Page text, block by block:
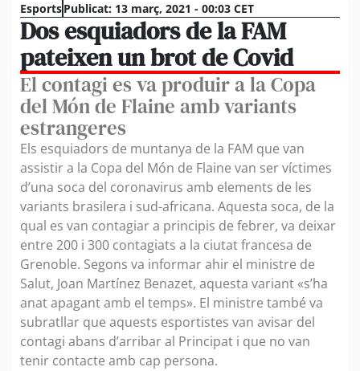
EsportsPublicat: 13 març, 2021 - 00:03 CET
Dos esquiadors de la FAM
pateixen un brot de Covid
El contagi es va produir a la Copa
del Món de Flaine amb variants
estrangeres
Els esquiadors de muntanya de la FAM que van
assistir a la Copa del Món de Flaine van ser víctimes
d’una soca del coronavirus amb elements de les
variants brasilera i sud-africana. Aquesta soca, de la
qual es van contagiar a principis de febrer, va deixar
entre 200 i 300 contagiats a la ciutat francesa de
Grenoble. Segons va informar ahir el ministre de
Salut, Joan Martínez Benazet, aquesta variant «s’ha
anat apagant amb el temps». El ministre també va
subratllar que aquests esportistes van avisar del
contagi abans d’arribar al Principat i que no van
tenir contacte amb cap persona.